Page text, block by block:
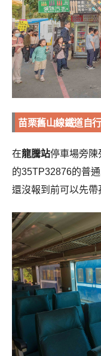
苗栗舊山線鐵道自
在龍騰站停車場旁陳
的35TP32876的普
還沒報到前可以先帶